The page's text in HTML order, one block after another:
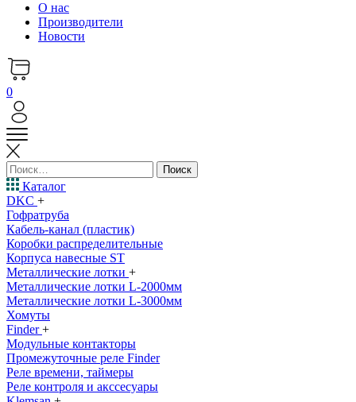
О нас
Производители
Новости
0
Найти:
Каталог
DKC +
Гофратруба
Кабель-канал (пластик)
Коробки распределительные
Корпуса навесные ST
Металлические лотки +
Металлические лотки L-2000мм
Металлические лотки L-3000мм
Хомуты
Finder+
Модульные контакторы
Промежуточные реле Finder
Реле времени, таймеры
Реле контроля и акссесуары